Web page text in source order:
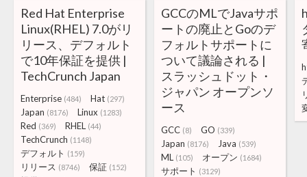
Red Hat Enterprise
Linux(RHEL) 7.0がリ
リース、デフォルト
で10年保証を提供 |
TechCrunch Japan
Enterprise (484) Hat (297)
Japan (8176) Linux (1283)
Red (369) RHEL (44)
TechCrunch (1148)
デフォルト (159)
リリース (8746) 保証 (152)
GCCのMLでJavaサポ
ートの廃止とGoのデ
フォルトサポートに
ついて議論される |
スラッシュドット・
ジャパン オープンソ
ース
GCC (8) GO (339)
Japan (8176) Java (539)
ML (105) オープン (1684)
サポート (3129)